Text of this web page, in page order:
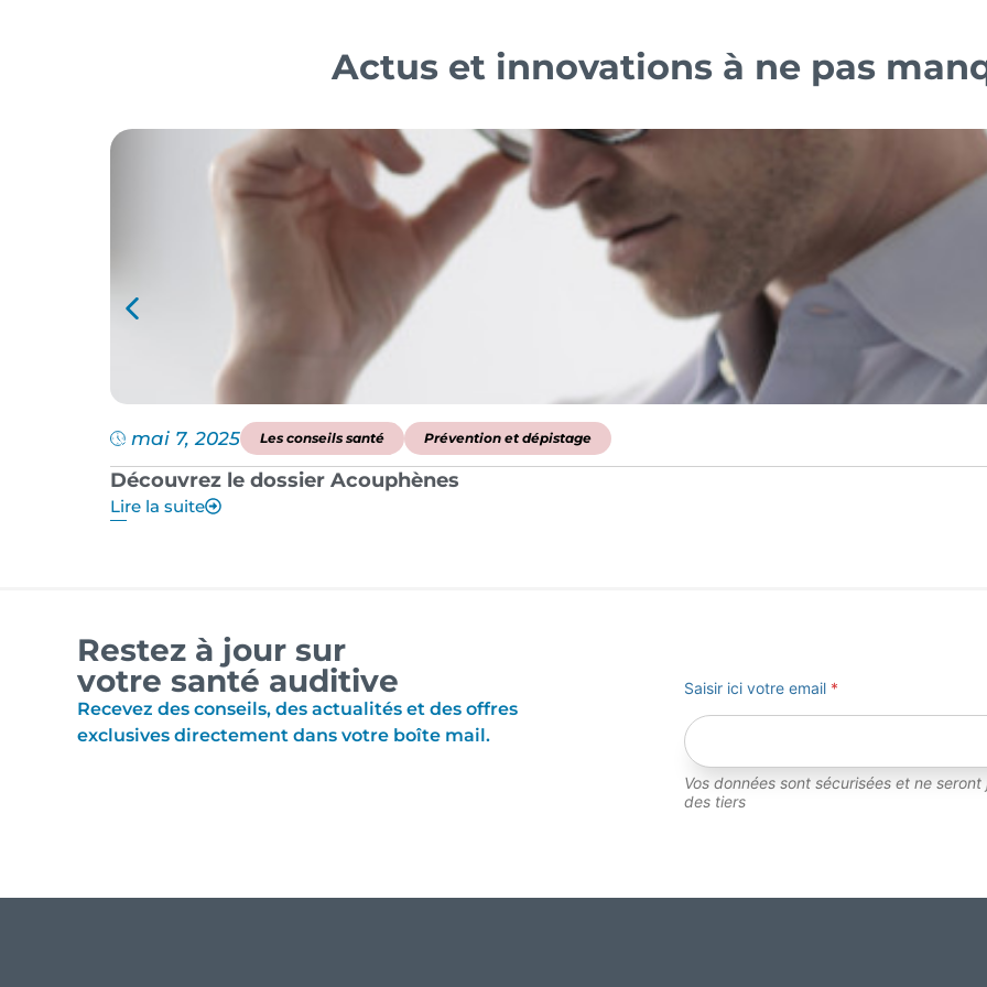
Actus et innovations à ne pas
mai 7, 2025 Les conseils santé Prévention et dépistage
Découvrez le dossier Acouphènes
Lire la suite
Restez à jour sur
votre santé auditive
Recevez des conseils, des actualités et des offres
exclusives directement dans votre boîte mail.
Saisir ici votre email *
Vos données sont sécurisées et ne
des tiers